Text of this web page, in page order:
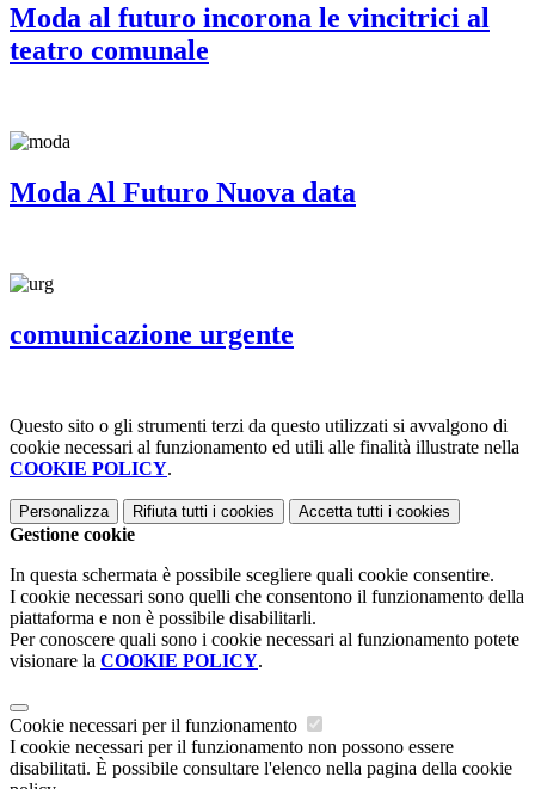
Moda al futuro incorona le vincitrici al
teatro comunale
Moda Al Futuro Nuova data
comunicazione urgente
Questo sito o gli strumenti terzi da questo utilizzati si avvalgono di
cookie necessari al funzionamento ed utili alle finalità illustrate nella
COOKIE POLICY.
Personalizza Rifiuta tutti i cookies Accetta tutti i cookies
Gestione cookie
In questa schermata è possibile scegliere quali cookie consentire.
I cookie necessari sono quelli che consentono il funzionamento della
piattaforma e non è possibile disabilitarli.
Per conoscere quali sono i cookie necessari al funzionamento potete
visionare la COOKIE POLICY.
Cookie necessari per il funzionamento
I cookie necessari per il funzionamento non possono essere
disabilitati. È possibile consultare l'elenco nella pagina della cookie